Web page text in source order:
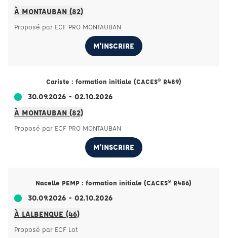
À MONTAUBAN (82)
Proposé par ECF PRO MONTAUBAN
M'INSCRIRE
Cariste : formation initiale (CACES® R489)
30.09.2026 - 02.10.2026
À MONTAUBAN (82)
Proposé par ECF PRO MONTAUBAN
M'INSCRIRE
Nacelle PEMP : formation initiale (CACES® R486)
30.09.2026 - 02.10.2026
À LALBENQUE (46)
Proposé par ECF Lot